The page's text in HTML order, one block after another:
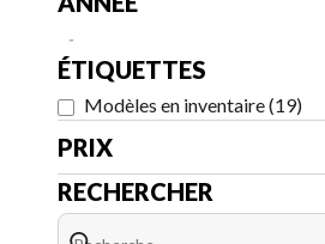
-
ÉTIQUETTES
Modèles en inventaire(19)
PRIX
RECHERCHER